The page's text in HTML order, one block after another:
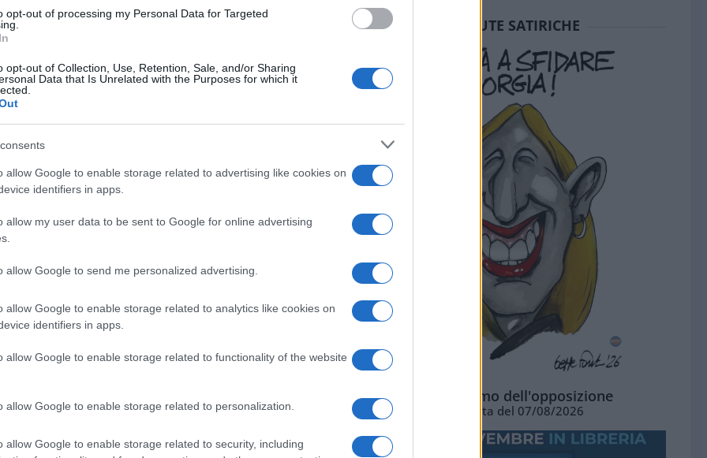
opt-out of processing my Personal Data for Targeted
opt-out of Collection, Use, Retention, Sale, and/or Sharing
Data that Is Unrelated with the Purposes for which it
allow Google to enable storage related to advertising like cookies on
identifiers in apps.
allow my user data to be sent to Google for online advertising
allow Google to send me personalized advertising.
allow Google to enable storage related to analytics like cookies on
identifiers in apps.
allow Google to enable storage related to functionality of the website
allow Google to enable storage related to personalization.
allow Google to enable storage related to security, including
effettuati sul campo che confermano
Cov-2, benché molti medici – e
continuino regolarmente a prescriverlo ai
è che, a quanto pare, gli italiani, in
ai protocolli per le terapie precoci
E non è colpa loro, bensì di chi
questa malattia, o addirittura si
esistono, c’è solo il vaccino”.
l’Aifa, che ha sottolineato
il Covid-19. Grazie della
cheZitromax è il farmaco sbagliato per
ma è davvero disturbante che il
proprio nel giorno in cui i media
scaffali. E dopo che sia la stessa Aifa,
hanno sostanzialmente sorvolato sulle
per accedervi (almeno a paragone della
Pfizer o Moderna).
a rischio devono attraversare per farsi
SEDUTE SATIRICHE
L'ottimismo dell'opposizione
Vignetta del 07/08/2026